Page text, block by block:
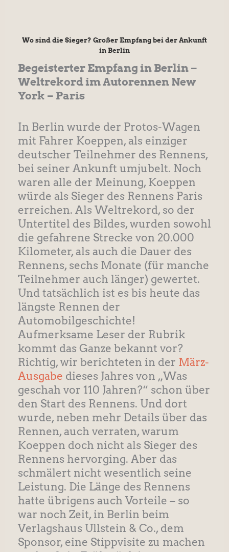
Wo sind die Sieger? Großer Empfang bei der Ankunft
in Berlin
Begeisterter Empfang in Berlin –
Weltrekord im Autorennen New
York – Paris
In Berlin wurde der Protos-Wagen
mit Fahrer Koeppen, als einziger
deutscher Teilnehmer des Rennens,
bei seiner Ankunft umjubelt. Noch
waren alle der Meinung, Koeppen
würde als Sieger des Rennens Paris
erreichen. Als Weltrekord, so der
Untertitel des Bildes, wurden sowohl
die gefahrene Strecke von 20.000
Kilometer, als auch die Dauer des
Rennens, sechs Monate (für manche
Teilnehmer auch länger) gewertet.
Und tatsächlich ist es bis heute das
längste Rennen der
Automobilgeschichte!
Aufmerksame Leser der Rubrik
kommt das Ganze bekannt vor?
Richtig, wir berichteten in der März-
Ausgabe dieses Jahres von „Was
geschah vor 110 Jahren?“ schon über
den Start des Rennens. Und dort
wurde, neben mehr Details über das
Rennen, auch verraten, warum
Koeppen doch nicht als Sieger des
Rennens hervorging. Aber das
schmälert nicht wesentlich seine
Leistung. Die Länge des Rennens
hatte übrigens auch Vorteile – so
war noch Zeit, in Berlin beim
Verlagshaus Ullstein & Co., dem
Sponsor, eine Stippvisite zu machen